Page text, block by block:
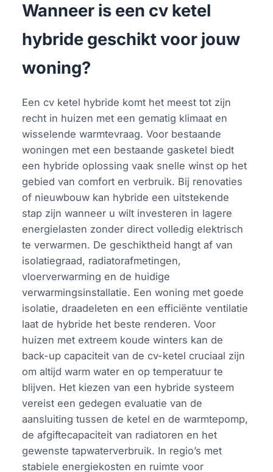
Wanneer is een cv ketel
hybride geschikt voor jouw
woning?
Een cv ketel hybride komt het meest tot zijn
recht in huizen met een gematig klimaat en
wisselende warmtevraag. Voor bestaande
woningen met een bestaande gasketel biedt
een hybride oplossing vaak snelle winst op het
gebied van comfort en verbruik. Bij renovaties
of nieuwbouw kan hybride een uitstekende
stap zijn wanneer u wilt investeren in lagere
energielasten zonder direct volledig elektrisch
te verwarmen. De geschiktheid hangt af van
isolatiegraad, radiatorafmetingen,
vloerverwarming en de huidige
verwarmingsinstallatie. Een woning met goede
isolatie, draadeleten en een efficiënte ventilatie
laat de hybride het beste renderen. Voor
huizen met extreem koude winters kan de
back-up capaciteit van de cv-ketel cruciaal zijn
om altijd warm water en op temperatuur te
blijven. Het kiezen van een hybride systeem
vereist een gedegen evaluatie van de
aansluiting tussen de ketel en de warmtepomp,
de afgiftecapaciteit van radiatoren en het
gewenste tapwaterverbruik. In regio’s met
stabiele energiekosten en ruimte voor